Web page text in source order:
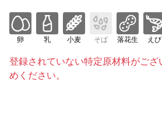
卵 乳 小麦 そば 落花生 えび
登録されていない特定原材料がご
めください。